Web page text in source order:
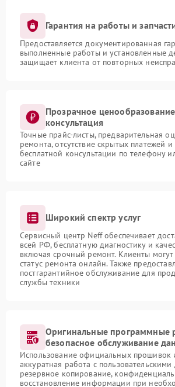
Гарантия на работы и
Предоставляется документированная
выполненные работы и установленные
защищает клиента от повторных
Прозрачное
консультация
Точные прайс-листы, предварительная
ремонта, отсутствие скрытых платежей
бесплатной консультации по телефону
сайте
Широкий спектр услуг
Сервисный центр Neff обеспечивает
всей РФ, бесплатную диагностику и
включая срочный ремонт. Клиенты могут
статус ремонта онлайн. Также
постгарантийное обслуживание для
службы техники
Оригинальные программные
безопасное обслуживание
Использование официальных прошивок
аккуратная работа с
резервное копирование,
восстановление информации при